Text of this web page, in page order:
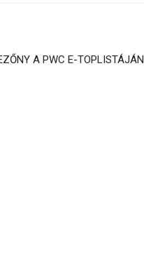
A PWC E-TOPLISTÁJÁN